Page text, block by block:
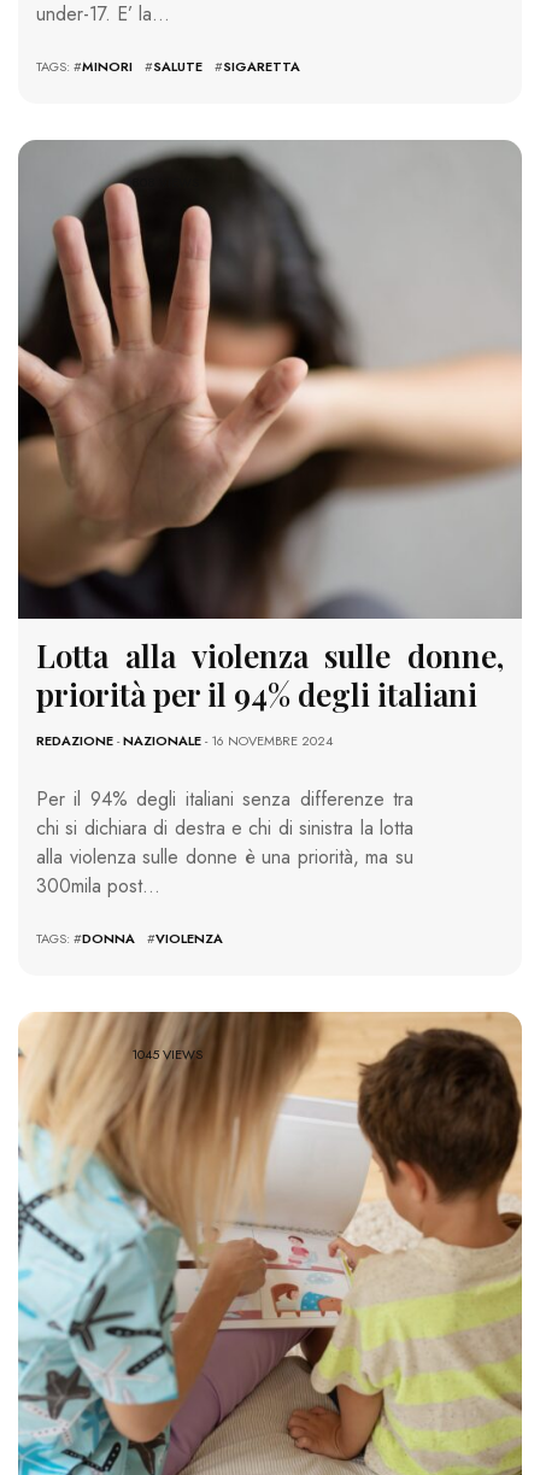
under-17. E’ la…
TAGS: #MINORI #SALUTE #SIGARETTA
Lotta alla violenza sulle donne,
priorità per il 94% degli italiani
REDAZIONE-NAZIONALE- 16 NOVEMBRE 2024
Per il 94% degli italiani senza differenze tra
chi si dichiara di destra e chi di sinistra la lotta
alla violenza sulle donne è una priorità, ma su
300mila post…
TAGS: #DONNA #VIOLENZA
1045 VIEWS